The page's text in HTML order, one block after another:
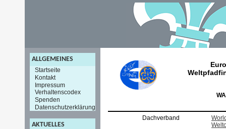
ALLGEMEINES
Startseite
Kontakt
Impressum
Verhaltenscodex
Spenden
Datenschutzerklärung
AKTUELLES
Dachverband